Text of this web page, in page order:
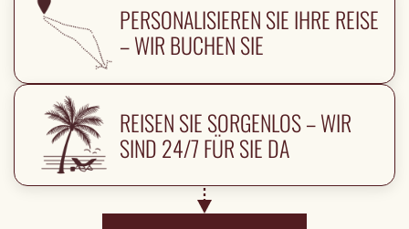
PERSONALISIEREN SIE IHRE REISE
– WIR BUCHEN SIE
REISEN SIE SORGENLOS – WIR
SIND 24/7 FÜR SIE DA